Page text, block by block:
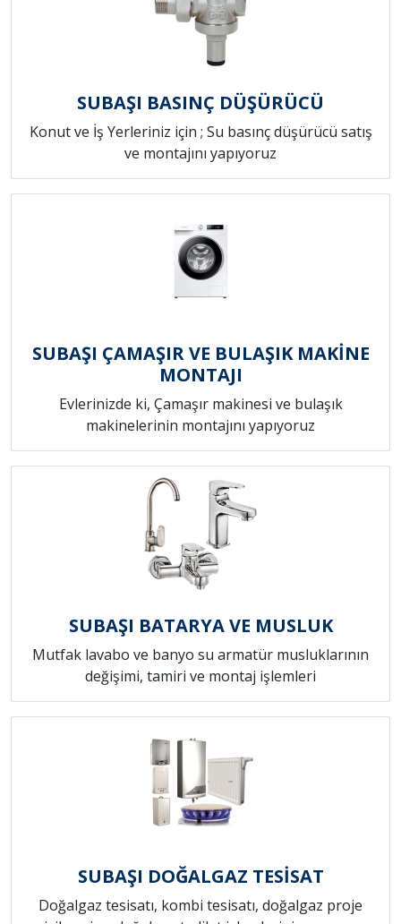
SUBAŞI BASINÇ DÜŞÜRÜCÜ
Konut ve İş Yerleriniz için ; Su basınç düşürücü satış
ve montajını yapıyoruz
SUBAŞI ÇAMAŞIR VE BULAŞIK MAKİNE
MONTAJI
Evlerinizde ki, Çamaşır makinesi ve bulaşık
makinelerinin montajını yapıyoruz
SUBAŞI BATARYA VE MUSLUK
Mutfak lavabo ve banyo su armatür musluklarının
değişimi, tamiri ve montaj işlemleri
SUBAŞI DOĞALGAZ TESİSAT
Doğalgaz tesisatı, kombi tesisatı, doğalgaz proje